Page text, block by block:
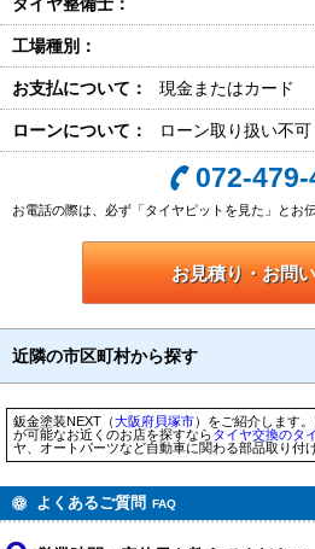
タイヤ整備士：
工場種別：
お支払について： 現金またはカード
ローンについて： ローン取り扱い不可
072-
お電話の際は、必ず「タイヤピットを見た」とお伝
お見積り・お問
近隣の市区町村から探す
鈑金塗装NEXT（大阪府貝塚市）をご紹介します
が可能なお近くのお店を探すならタイヤ交換のタ
ヤ、オートパーツなど自動車に関わる部品取り付
よくあるご質問 FAQ